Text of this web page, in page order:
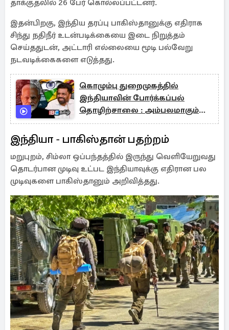
தாக்குதலில் 26 பேர் கொல்லப்பட்டனர்.
இதன்பிறகு, இந்திய தரப்பு பாகிஸ்தானுக்கு எதிராக
சிந்து நதிநீர் உடன்படிக்கையை இடை நிறுத்தம்
செய்ததுடன், அட்டாரி எல்லையை மூடி பல்வேறு
நடவடிக்கைகளை எடுத்தது.
கொழும்பு துறைமுகத்தில்
இந்தியாவின் போர்க்கப்பல்
தொழிற்சாலை : அம்பலமாகும்
புதிய தகவல்
இந்தியா - பாகிஸ்தான் பதற்றம்
மறுபுறம், சிம்லா ஒப்பந்தத்தில் இருந்து வெளியேறுவது
தொடர்பான முடிவு உட்பட இந்தியாவுக்கு எதிரான பல
முடிவுகளை பாகிஸ்தானும் அறிவித்தது.